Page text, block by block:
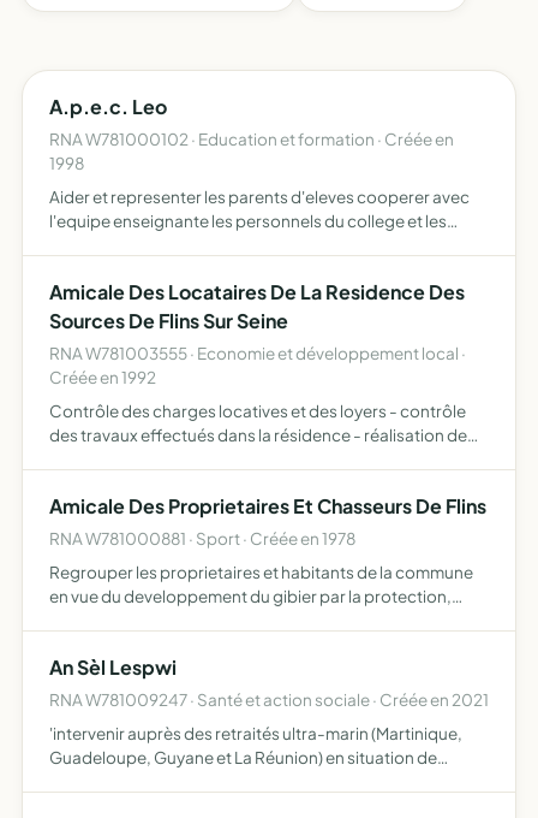
A.p.e.c. Leo
RNA W781000102 · Education et formation · Créée en
1998
Aider et representer les parents d'eleves cooperer avec
l'equipe enseignante les personnels du college et les
Amicale Des Locataires De La Residence Des
Sources De Flins Sur Seine
RNA W781003555 · Economie et développement local ·
Créée en 1992
Contrôle des charges locatives et des loyers - contrôle
des travaux effectués dans la résidence - réalisation de
Amicale Des Proprietaires Et Chasseurs De Flins
RNA W781000881 · Sport · Créée en 1978
Regrouper les proprietaires et habitants de la commune
en vue du developpement du gibier par la protection,
chass…
An Sèl Lespwi
RNA W781009247 · Santé et action sociale · Créée en 2021
'intervenir auprès des retraités ultra-marin (Martinique,
Guadeloupe, Guyane et La Réunion) en situation de